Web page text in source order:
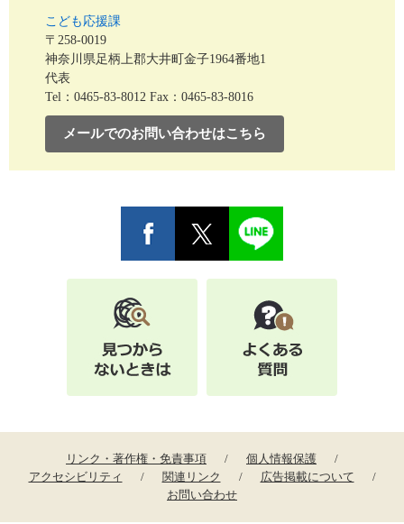
こども応援課
〒258-0019
神奈川県足柄上郡大井町金子1964番地1
代表
Tel：0465-83-8012 Fax：0465-83-8016
メールでのお問い合わせはこちら
リンク・著作権・免責事項
個人情報保護
アクセシビリティ
関連リンク
広告掲載について
お問い合わせ